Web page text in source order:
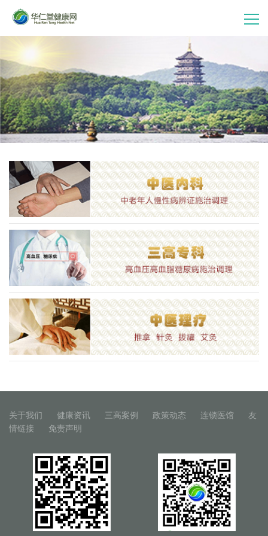
走进华仁堂
连锁加盟
案例分享
产品中心
会员中心
关于我们 健康资讯 三高案例 政策动态 连锁医馆
友
情链接
免责声明